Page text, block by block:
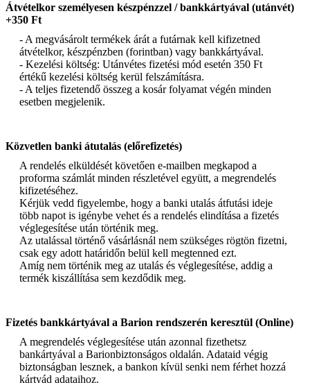
Átvételkor személyesen készpénzzel / bankkártyával (utánvét)
+350 Ft
- A megvásárolt termékek árát a futárnak kell kifizetned
átvételkor, készpénzben (forintban) vagy bankkártyával.
- Kezelési költség: Utánvétes fizetési mód esetén 350 Ft
értékű kezelési költség kerül felszámításra.
- A teljes fizetendő összeg a kosár folyamat végén minden
esetben megjelenik.
Közvetlen banki átutalás (előrefizetés)
A rendelés elküldését követően e-mailben megkapod a
proforma számlát minden részletével együtt, a megrendelés
kifizetéséhez.
Kérjük vedd figyelembe, hogy a banki utalás átfutási ideje
több napot is igénybe vehet és a rendelés elindítása a fizetés
véglegesítése után történik meg.
Az utalással történő vásárlásnál nem szükséges rögtön fizetni,
csak egy adott határidőn belül kell megtenned ezt.
Amíg nem történik meg az utalás és véglegesítése, addig a
termék kiszállítása sem kezdődik meg.
Fizetés bankkártyával a Barion rendszerén keresztül (Online)
A megrendelés véglegesítése után azonnal fizethetsz
bankártyával a Barionbiztonságos oldalán. Adataid végig
biztonságban lesznek, a bankon kívül senki nem férhet hozzá
kártyád adataihoz.